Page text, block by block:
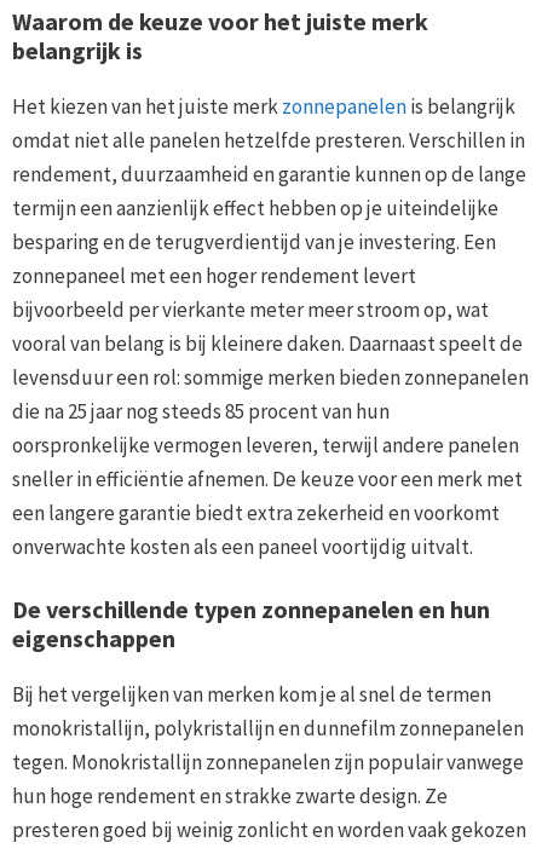
Waarom de keuze voor het juiste merk
belangrijk is
Het kiezen van het juiste merkzonnepanelenis belangrijk
omdat niet alle panelen hetzelfde presteren. Verschillen in
rendement, duurzaamheid en garantie kunnen op de lange
termijn een aanzienlijk effect hebben op je uiteindelijke
besparing en de terugverdientijd van je investering. Een
zonnepaneel met een hoger rendement levert
bijvoorbeeld per vierkante meter meer stroom op, wat
vooral van belang is bij kleinere daken. Daarnaast speelt de
levensduur een rol: sommige merken bieden zonnepanelen
die na 25 jaar nog steeds 85 procent van hun
oorspronkelijke vermogen leveren, terwijl andere panelen
sneller in efficiëntie afnemen. De keuze voor een merk met
een langere garantie biedt extra zekerheid en voorkomt
onverwachte kosten als een paneel voortijdig uitvalt.
De verschillende typen zonnepanelen en hun
eigenschappen
Bij het vergelijken van merken kom je al snel de termen
monokristallijn, polykristallijn en dunnefilm zonnepanelen
tegen. Monokristallijn zonnepanelen zijn populair vanwege
hun hoge rendement en strakke zwarte design. Ze
presteren goed bij weinig zonlicht en worden vaak gekozen